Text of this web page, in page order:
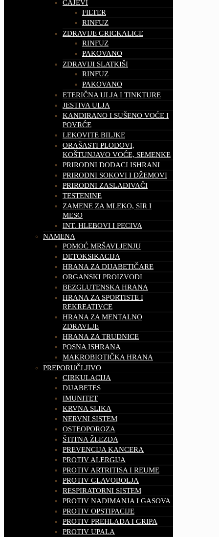
ČAJEVI
FILTER
RINFUZ
ZDRAVIJE GRICKALICE
RINFUZ
PAKOVANO
ZDRAVIJI SLATKIŠI
RINFUZ
PAKOVANO
ETERIČNA ULJA I TINKTURE
JESTIVA ULJA
KANDIRANO I SUŠENO VOĆE I
POVRĆE
LEKOVITE BILJKE
ORAŠASTI PLODOVI,
KOŠTUNJAVO VOĆE, SEMENKE
PRIRODNI DODACI ISHRANI
PRIRODNI SOKOVI I DŽEMOVI
PRIRODNI ZASLAĐIVAČI
TESTENINE
ZAMENE ZA MLEKO, SIR I
MESO
INT. HLEBOVI I PECIVA
NAMENA
POMOĆ MRŠAVLJENJU
DETOKSIKACIJA
HRANA ZA DIJABETIČARE
ORGANSKI PROIZVODI
BEZGLUTENSKA HRANA
HRANA ZA SPORTISTE I
REKREATIVCE
HRANA ZA MENTALNO
ZDRAVLJE
HRANA ZA TRUDNICE
POSNA ISHRANA
MAKROBIOTIČKA HRANA
PREPORUČLJIVO
CIRKULACIJA
DIJABETES
IMUNITET
KRVNA SLIKA
NERVNI SISTEM
OSTEOPOROZA
ŠTITNA ŽLEZDA
PREVENCIJA KANCERA
PROTIV ALERGIJA
PROTIV ARTRITISA I REUME
PROTIV GLAVOBOLJA
RESPIRATORNI SISTEM
PROTIV NADIMANJA I GASOVA
PROTIV OPSTIPACIJE
PROTIV PREHLADA I GRIPA
PROTIV UPALA